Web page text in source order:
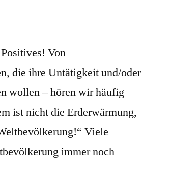
Von
die ihre Untätigkeit und/oder
wollen – hören wir häufig
ist nicht die Erderwärmung,
Viele
immer noch